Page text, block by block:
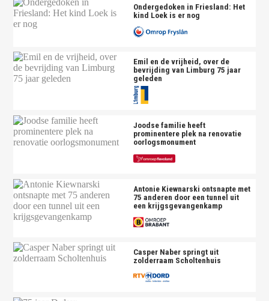
Ondergedoken in Friesland: Het
kind Loek is er nog
Emil en de vrijheid, over de
bevrijding van Limburg 75 jaar
geleden
Joodse familie heeft
prominentere plek na renovatie
oorlogsmonument
Antonie Kiewnarski ontsnapte met
75 anderen door een tunnel uit
een krijgsgevangenkamp
Casper Naber springt uit
zolderraam Scholtenhuis